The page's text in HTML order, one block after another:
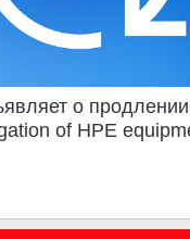
о
of HPE